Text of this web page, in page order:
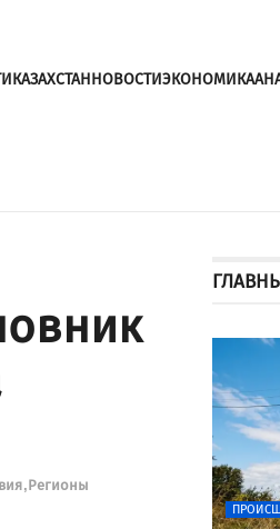
КАЗАХСТАННОВОСТИЭКОНОМИКА
Регионы